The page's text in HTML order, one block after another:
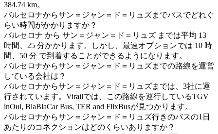
384.74 km。
バルセロナからサン＝ジャン＝ド＝リュズまでバスでどれぐ
らい時間がかかりますか？
バルセロナ から サン＝ジャン＝ド＝リュズ までは平均 13
時間、25 分かかります。しかし、最速オプションでは 10 時
間、50 分 で到着することができるようになります。
バルセロナからサン＝ジャン＝ド＝リュズまでの路線を運営
している会社は？
バルセロナからサン＝ジャン＝ド＝リュズまでは、3社に運
行されています。Virailでは、この路線を運行しているTGV
inOui, BlaBlaCar Bus, TER and FlixBusが見つかります。
バルセロナからサン＝ジャン＝ド＝リュズ行きのバスの1日
あたりのコネクションはどのくらいありますか？